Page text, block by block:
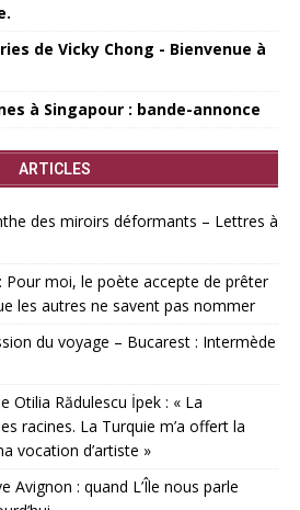
de Vicky Chong - Bienvenue à
à Singapour : bande-annonce
ARTICLES
des miroirs déformants – Lettres à
Pour moi, le poète accepte de prêter
les autres ne savent pas nommer
du voyage – Bucarest : Intermède
Otilia Rădulescu İpek : « La
racines. La Turquie m’a offert la
vocation d’artiste »
Avignon : quand L’Île nous parle